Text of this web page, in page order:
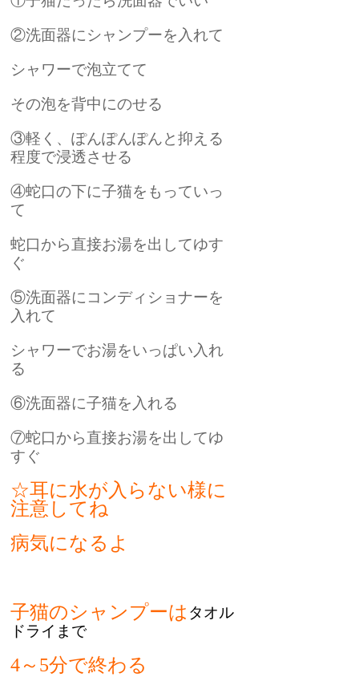
②洗面器にシャンプーを入れて
シャワーで泡立てて
その泡を背中にのせる
③軽く、ぽんぽんぽんと抑える
程度で浸透させる
④蛇口の下に子猫をもっていっ
て
蛇口から直接お湯を出してゆす
ぐ
⑤洗面器にコンディショナーを
入れて
シャワーでお湯をいっぱい入れ
る
⑥洗面器に子猫を入れる
⑦蛇口から直接お湯を出してゆ
すぐ
☆耳に水が入らない様に
注意してね
病気になるよ
子猫のシャンプーは タオル
ドライまで
4～5分で終わる